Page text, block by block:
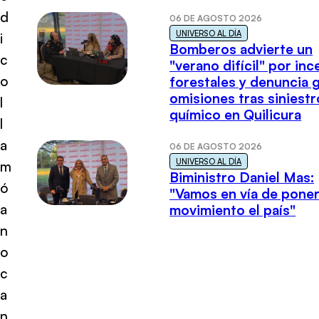
d
i
c
o
l
l
a
m
ó
a
n
o
c
a
06 DE AGOSTO 2026
UNIVERSO AL DÍA
Bomberos advierte un
"verano difícil" por
forestales y denuncia
omisiones tras
químico en Quilicura
06 DE AGOSTO 2026
UNIVERSO AL DÍA
Biministro Daniel Mas:
"Vamos en vía de
movimiento el país"